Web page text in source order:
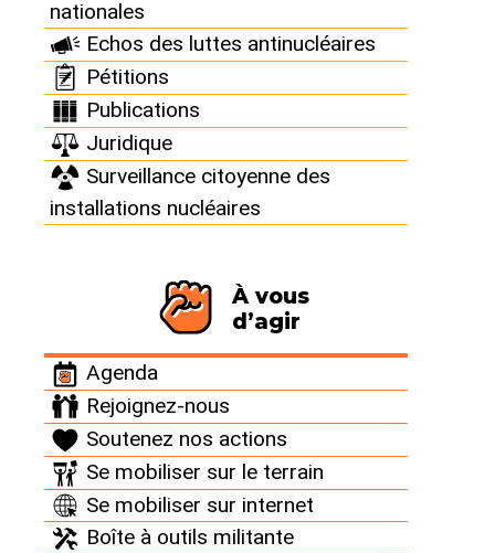
nationales
Echos des luttes antinucléaires
Pétitions
Publications
Juridique
Surveillance citoyenne des
installations nucléaires
À vous
d’agir
Agenda
Rejoignez-nous
Soutenez nos actions
Se mobiliser sur le terrain
Se mobiliser sur internet
Boîte à outils militante
d’urgence du
réacteur 1
Le 15 juin
2020, le
réacteur 1
de la
centrale
nucléaire de
Saint-
Laurent-des-